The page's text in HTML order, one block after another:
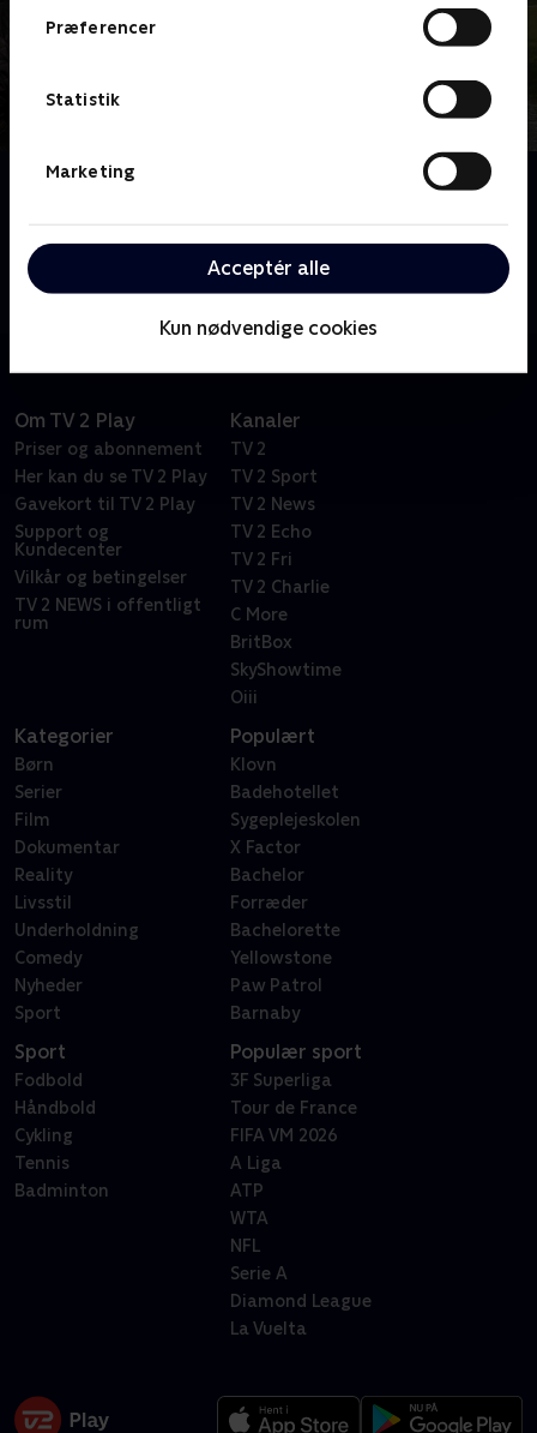
Præferencer
Statistik
Marketing
Acceptér alle
Kun nødvendige cookies
Om Han, hun og drømmeslottet - på tur
deres franske eventyr på slottet? De to briter er ikke
de eneste, der er rykket til Frankrig for at forfølge
deres drømme
Om TV 2 Play
Priser og abonnement
Her kan du se TV 2 Play
Gavekort til TV 2 Play
Support og
Kundecenter
Vilkår og betingelser
TV 2 NEWS i offentligt
rum
Kanaler
TV 2
TV 2 Sport
TV 2 News
TV 2 Echo
TV 2 Fri
TV 2 Charlie
C More
BritBox
SkyShowtime
Oiii
Kategorier
Børn
Serier
Film
Dokumentar
Reality
Livsstil
Underholdning
Comedy
Nyheder
Sport
Populært
Klovn
Badehotellet
Sygeplejeskolen
X Factor
Bachelor
Forræder
Bachelorette
Yellowstone
Paw Patrol
Barnaby
Sport
Fodbold
Håndbold
Cykling
Tennis
Badminton
Populær sport
3F Superliga
Tour de France
FIFA VM 2026
A Liga
ATP
WTA
NFL
Serie A
Diamond League
La Vuelta